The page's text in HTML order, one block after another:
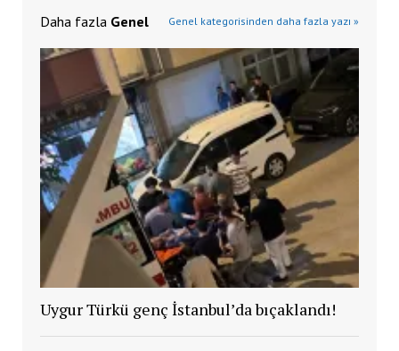
Daha fazla Genel Genel kategorisinden daha fazla yazı »
Uygur Türkü genç İstanbul’da bıçaklandı!